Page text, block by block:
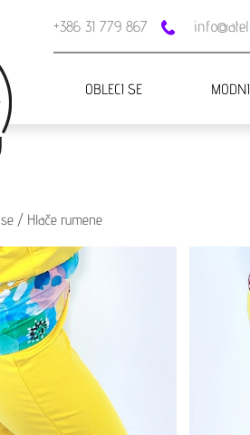
+386 31 779 867
OBLECI SE
/ Hlače rumene